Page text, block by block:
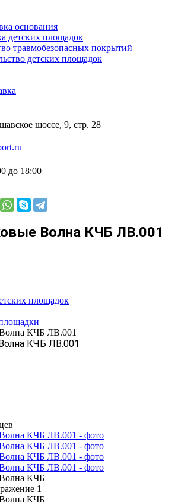
основания
детских площадок
травмобезопасных покрытий
детских площадок
шоссе, 9, стр. 28
до 18:00
Волна КЧБ ЛВ.001
площадок
КЧБ ЛВ.001
КЧБ ЛВ.001